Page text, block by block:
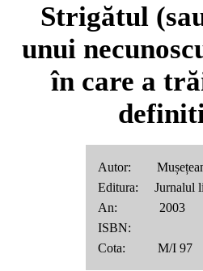
Strigătul
unui
în care a
Autor:
Editura: Jurnalul
An: 2003
ISBN:
Cota: M/I 97